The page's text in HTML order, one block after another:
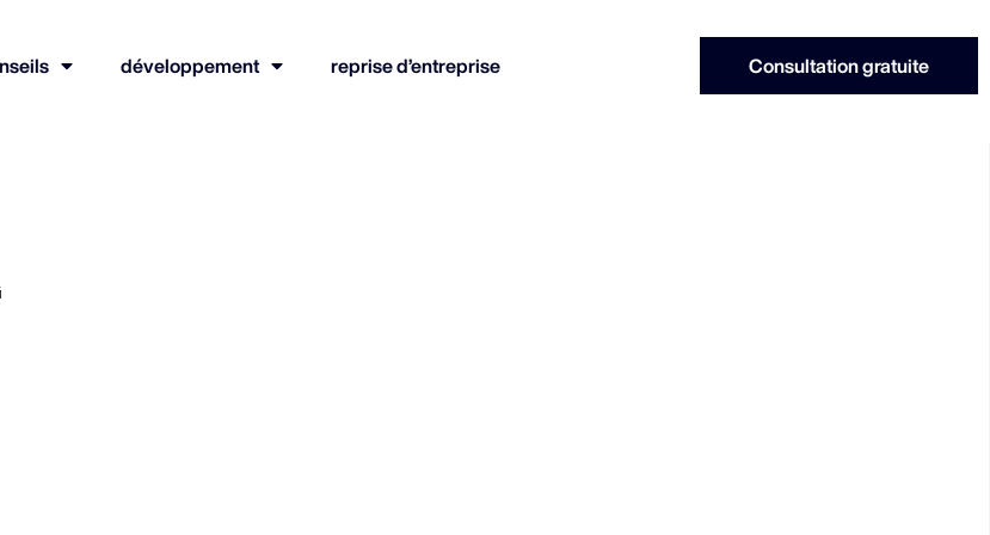
développement reprise d’entreprise Consultation gratuite